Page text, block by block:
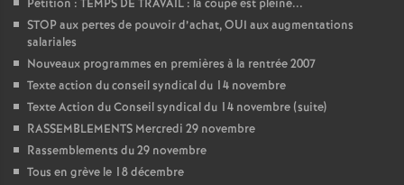
e
Pétition : TEMPS DE TRAVAIL : la coupe est pleine...
STOP aux pertes de pouvoir d’achat, OUI aux augmentations
salariales
Nouveaux programmes en premières à la rentrée 2007
Texte action du conseil syndical du 14 novembre
Texte Action du Conseil syndical du 14 novembre (suite)
RASSEMBLEMENTS Mercredi 29 novembre
Rassemblements du 29 novembre
Tous en grève le 18 décembre